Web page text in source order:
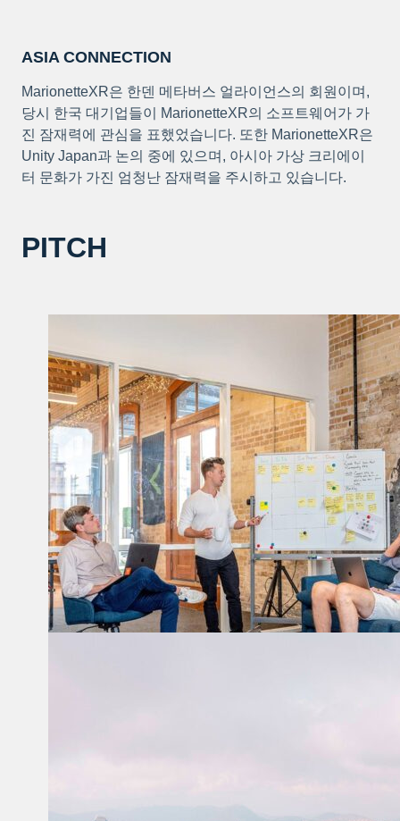
ASIA CONNECTION
MarionetteXR은 한덴 메타버스 얼라이언스의 회원이며,
당시 한국 대기업들이 MarionetteXR의 소프트웨어가 가
진 잠재력에 관심을 표했었습니다. 또한 MarionetteXR은
Unity Japan과 논의 중에 있으며, 아시아 가상 크리에이
터 문화가 가진 엄청난 잠재력을 주시하고 있습니다.
PITCH